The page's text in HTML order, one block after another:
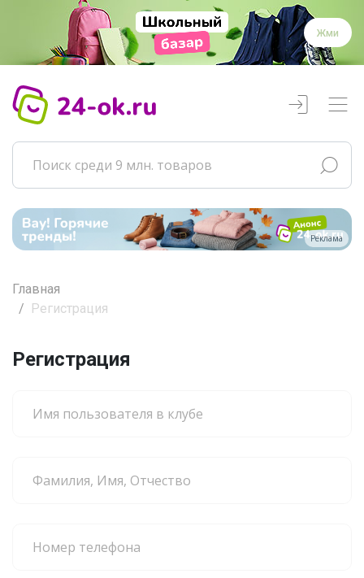
Жми
Реклама
Главная
Регистрация
Регистрация